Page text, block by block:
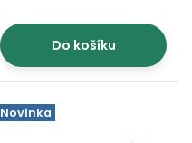
Do košíku
Novinka